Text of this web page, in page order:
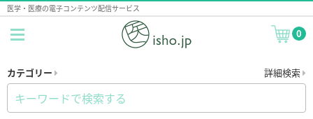
医学・医療の電子コンテンツ配信サービス
0
カテゴリー 詳細検索